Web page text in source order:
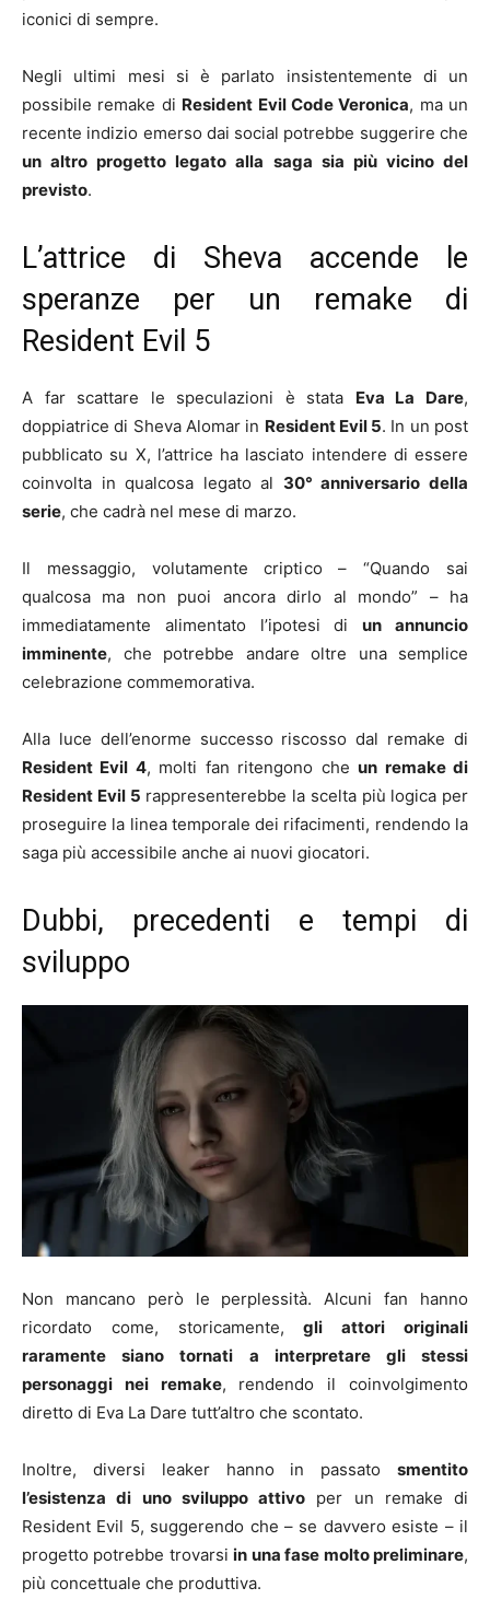
iconici di sempre.
Negli ultimi mesi si è parlato insistentemente di un
possibile remake di Resident Evil Code Veronica, ma un
recente indizio emerso dai social potrebbe suggerire che
un altro progetto legato alla saga sia più vicino del
previsto.
L’attrice di Sheva accende le
speranze per un remake di
Resident Evil 5
A far scattare le speculazioni è stata Eva La Dare,
doppiatrice di Sheva Alomar in Resident Evil 5. In un post
pubblicato su X, l’attrice ha lasciato intendere di essere
coinvolta in qualcosa legato al 30° anniversario della
serie, che cadrà nel mese di marzo.
Il messaggio, volutamente criptico – “Quando sai
qualcosa ma non puoi ancora dirlo al mondo” – ha
immediatamente alimentato l’ipotesi diun annuncio
imminente, che potrebbe andare oltre una semplice
celebrazione commemorativa.
Alla luce dell’enorme successo riscosso dal remake di
Resident Evil 4, molti fan ritengono cheun remake di
Resident Evil 5 rappresenterebbe la scelta più logica per
proseguire la linea temporale dei rifacimenti, rendendo la
saga più accessibile anche ai nuovi giocatori.
Dubbi, precedenti e tempi di
sviluppo
Non mancano però le perplessità. Alcuni fan hanno
ricordato come, storicamente,gli attori originali
raramente siano tornati a interpretare gli stessi
personaggi nei remake, rendendo il coinvolgimento
diretto di Eva La Dare tutt’altro che scontato.
Inoltre, diversi leaker hanno in passato smentito
l’esistenza di uno sviluppo attivo per un remake di
Resident Evil 5, suggerendo che – se davvero esiste – il
progetto potrebbe trovarsiin una fase molto preliminare,
più concettuale che produttiva.